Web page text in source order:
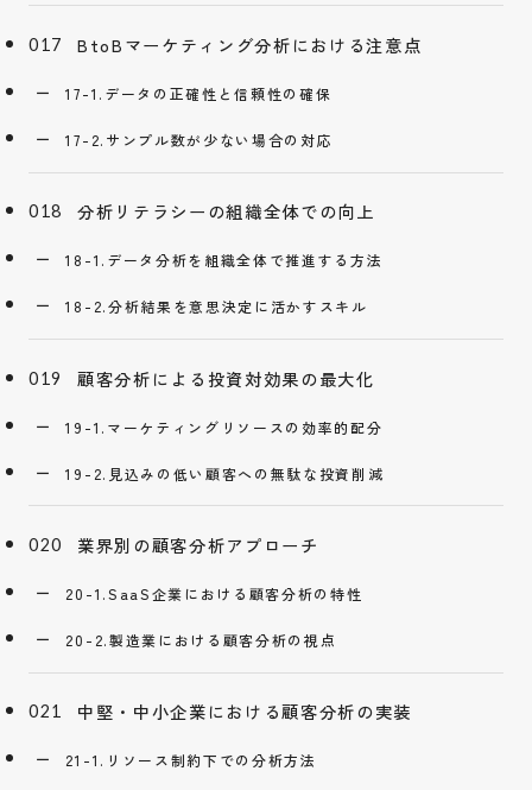
BtoBマーケティング分析における注意点
17-1.データの正確性と信頼性の確保
17-2.サンプル数が少ない場合の対応
分析リテラシーの組織全体での向上
18-1.データ分析を組織全体で推進する方法
18-2.分析結果を意思決定に活かすスキル
顧客分析による投資対効果の最大化
19-1.マーケティングリソースの効率的配分
19-2.見込みの低い顧客への無駄な投資削減
業界別の顧客分析アプローチ
20-1.SaaS企業における顧客分析の特性
20-2.製造業における顧客分析の視点
中堅・中小企業における顧客分析の実装
21-1.リソース制約下での分析方法